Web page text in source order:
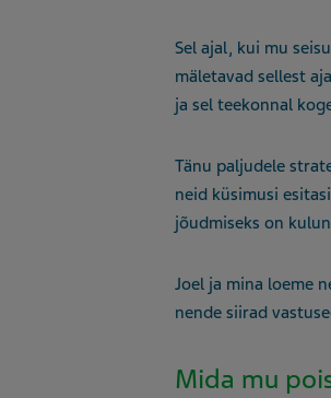
Sel ajal, kui mu
mäletavad sellest
ja sel teekonnal
Tänu paljudele
neid küsimusi
jõudmiseks on
Joel ja mina loeme
nende siirad
Mida mu